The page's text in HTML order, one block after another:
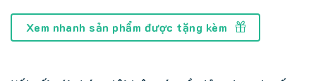
Xem nhanh sản phẩm được tặng kèm